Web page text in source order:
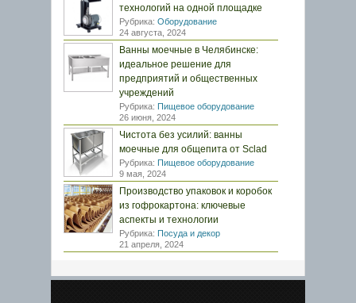
технологий на одной площадке
Рубрика: Оборудование
24 августа, 2024
Ванны моечные в Челябинске:
идеальное решение для
предприятий и общественных
учреждений
Рубрика: Пищевое оборудование
26 июня, 2024
Чистота без усилий: ванны
моечные для общепита от Sclad
Рубрика: Пищевое оборудование
9 мая, 2024
Производство упаковок и коробок
из гофрокартона: ключевые
аспекты и технологии
Рубрика: Посуда и декор
21 апреля, 2024